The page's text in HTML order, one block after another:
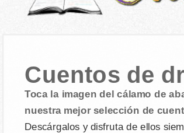
Cuentos de
Toca la imagen del cálamo de
nuestra mejor selección de
Descárgalos y disfruta de ellos